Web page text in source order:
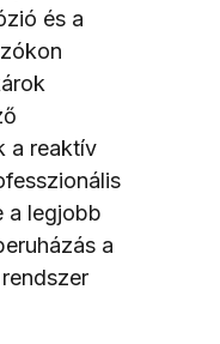
és a
a reaktív
a legjobb
a